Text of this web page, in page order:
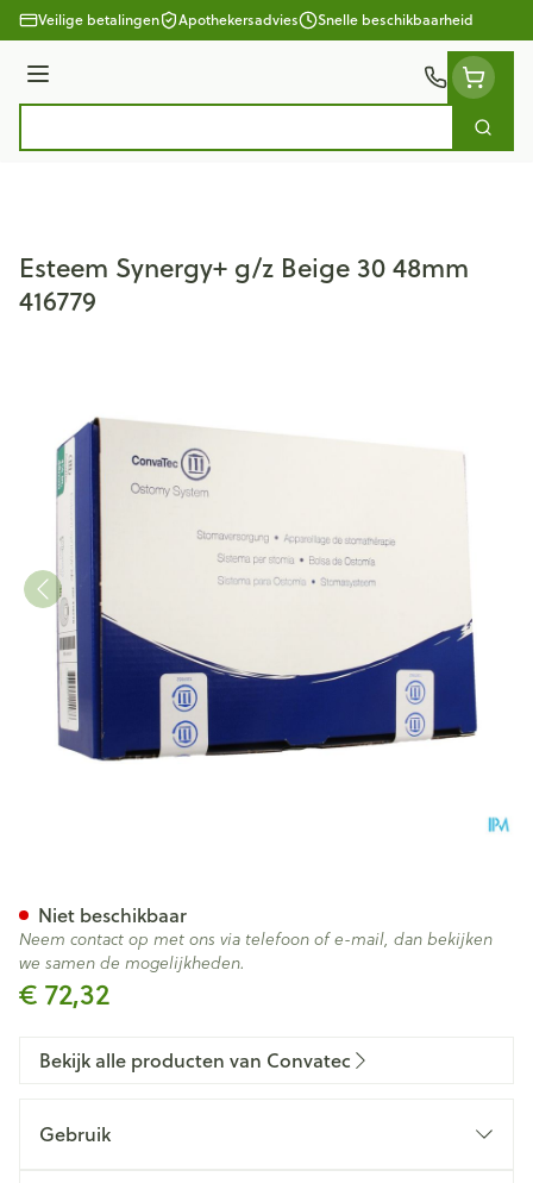
Ga naar de inhoud
Veilige betalingen Apothekersadvies Snelle beschikbaarheid
Menu
Zoek
Esteem Synergy+ g/z Beige 30 48mm
416779
€ 72,32
Niet beschikbaar
Neem contact op met ons via telefoon of e-mail, dan bekijken
we samen de mogelijkheden.
Bekijk alle producten van Convatec
Gebruik